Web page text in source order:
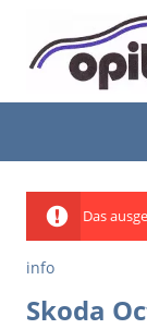
Das
info
Skoda